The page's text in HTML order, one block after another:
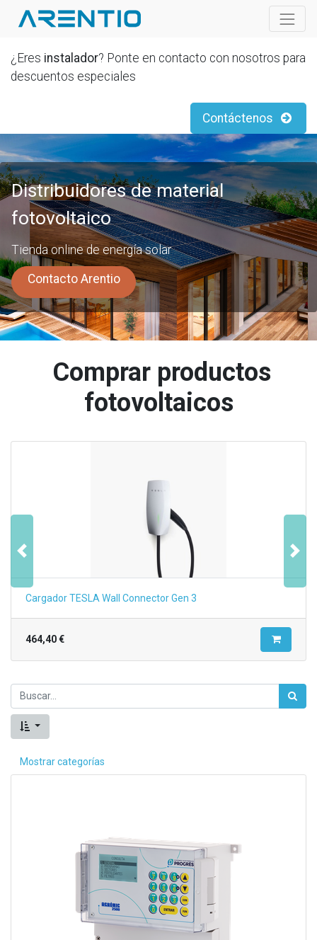
¿Eres instalador? Ponte en contacto con nosotros para
descuentos especiales
Contáctenos
Distribuidores de material
fotovoltaico
Tienda online de energía solar
Contacto Arentio
Comprar productos
fotovoltaicos
Cargador TESLA Wall Connector Gen 3
464,40€
Anterior
Mostrar categorías